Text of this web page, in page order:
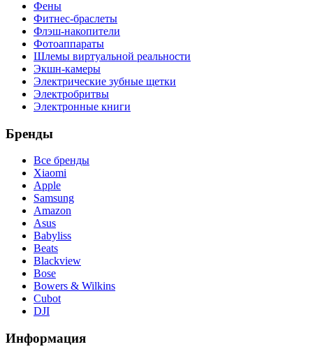
Фены
Фитнес-браслеты
Флэш-накопители
Фотоаппараты
Шлемы виртуальной реальности
Экшн-камеры
Электрические зубные щетки
Электробритвы
Электронные книги
Бренды
Все бренды
Xiaomi
Apple
Samsung
Amazon
Asus
Babyliss
Beats
Blackview
Bose
Bowers & Wilkins
Cubot
DJI
Информация